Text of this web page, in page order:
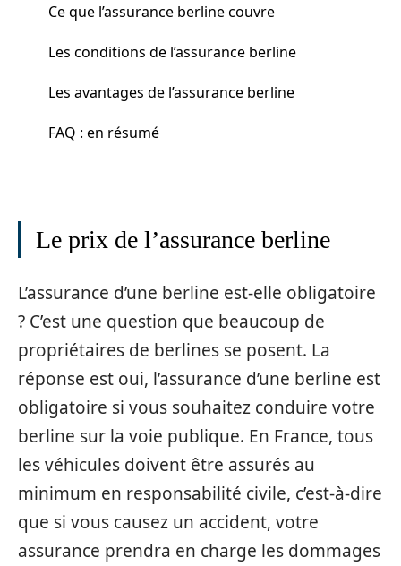
Ce que l’assurance berline couvre
Les conditions de l’assurance berline
Les avantages de l’assurance berline
FAQ : en résumé
Le prix de l’assurance berline
L’assurance d’une berline est-elle obligatoire
? C’est une question que beaucoup de
propriétaires de berlines se posent. La
réponse est oui, l’assurance d’une berline est
obligatoire si vous souhaitez conduire votre
berline sur la voie publique. En France, tous
les véhicules doivent être assurés au
minimum en responsabilité civile, c’est-à-dire
que si vous causez un accident, votre
assurance prendra en charge les dommages